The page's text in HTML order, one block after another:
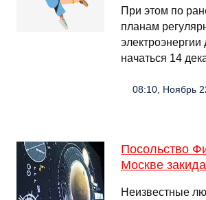
При этом по
планам
начаться 14
08:10, Ноябрь
Посольство
Москве
Неизвестные